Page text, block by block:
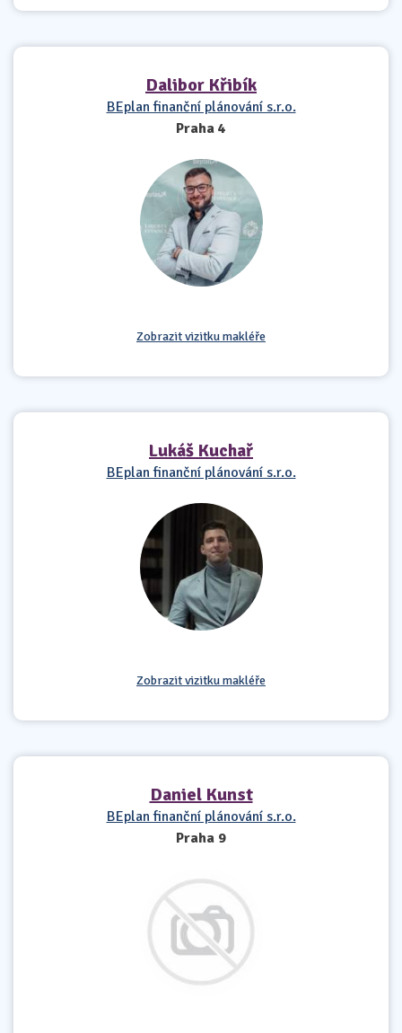
Dalibor Křibík
BEplan finanční plánování s.r.o.
Praha 4
Zobrazit vizitku makléře
Lukáš Kuchař
BEplan finanční plánování s.r.o.
Zobrazit vizitku makléře
Daniel Kunst
BEplan finanční plánování s.r.o.
Praha 9